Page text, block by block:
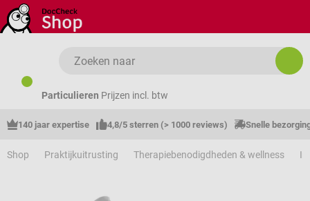
Ga naar de hoofdinhoud
Particulieren Prijzen incl. btw
140 jaar expertise 4,8/5 sterren (> 1000 reviews) Snelle
Shop Praktijkuitrusting Therapiebenodigdheden & wellness